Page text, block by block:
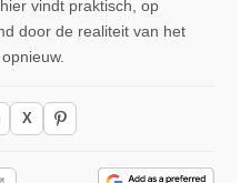
vindt praktisch, op
door de realiteit van het
X